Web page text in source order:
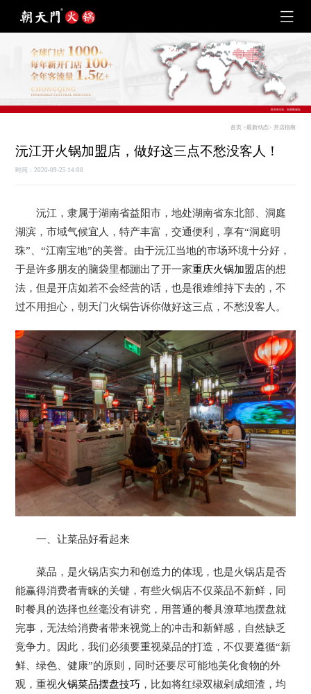
首页 >最新动态> 开店指南
沅江开火锅加盟店，做好这三点不愁没客人！
时间：2020-09-25 14:08
沅江，隶属于湖南省益阳市，地处湖南省东北部、洞庭
湖滨，市域气候宜人，特产丰富，交通便利，享有“洞庭明
珠”、“江南宝地”的美誉。由于沅江当地的市场环境十分好，
于是许多朋友的脑袋里都蹦出了开一家重庆火锅加盟店的想
法，但是开店如若不会经营的话，也是很难维持下去的，不
过不用担心，朝天门火锅告诉你做好这三点，不愁没客人。
一、让菜品好看起来
菜品，是火锅店实力和创造力的体现，也是火锅店是否
能赢得消费者青睐的关键，有些火锅店不仅菜品不新鲜，同
时餐具的选择也丝毫没有讲究，用普通的餐具潦草地摆盘就
完事，无法给消费者带来视觉上的冲击和新鲜感，自然缺乏
竞争力。因此，我们必须要重视菜品的打造，不仅要遵循“新
鲜、绿色、健康”的原则，同时还要尽可能地美化食物的外
观，重视火锅菜品摆盘技巧 ，比如将红绿双椒剁成细渣，均